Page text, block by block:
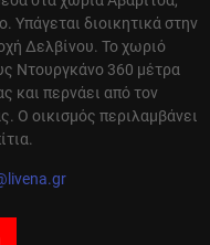
διοικητικά στην
Δελβίνου. Το χωριό
Ντουργκάνο 360 μέτρα
και περνάει από τον
Ο οικισμός περιλαμβάνει